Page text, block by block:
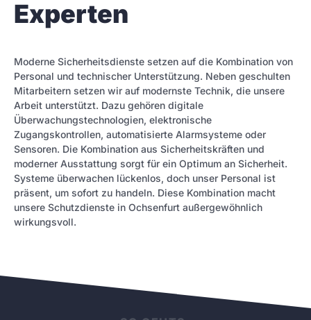
Experten
Moderne Sicherheitsdienste setzen auf die Kombination von
Personal und technischer Unterstützung. Neben geschulten
Mitarbeitern setzen wir auf modernste Technik, die unsere
Arbeit unterstützt. Dazu gehören digitale
Überwachungstechnologien, elektronische
Zugangskontrollen, automatisierte Alarmsysteme oder
Sensoren. Die Kombination aus Sicherheitskräften und
moderner Ausstattung sorgt für ein Optimum an Sicherheit.
Systeme überwachen lückenlos, doch unser Personal ist
präsent, um sofort zu handeln. Diese Kombination macht
unsere Schutzdienste in Ochsenfurt außergewöhnlich
wirkungsvoll.